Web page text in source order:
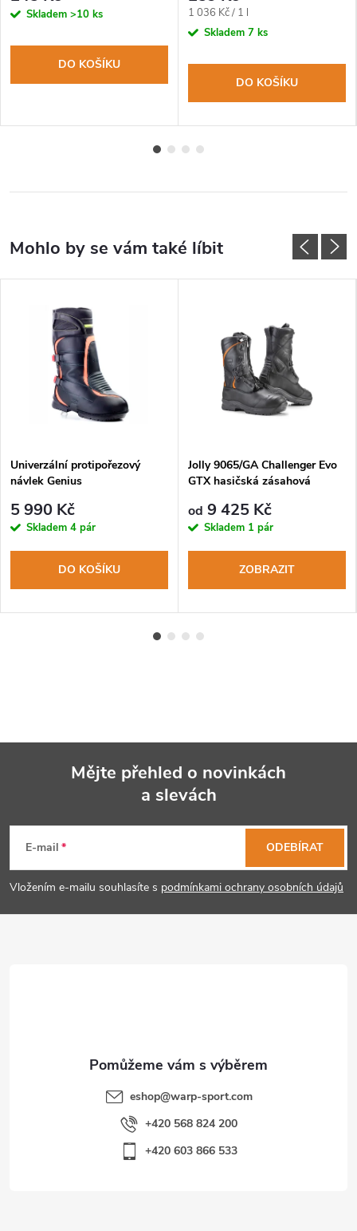
Skladem >10 ks
DO KOŠÍKU
Měrná
cena:
1 036 Kč / 1 l
Skladem 7 ks
DO KOŠÍKU
Univerzální protipořezový
návlek Genius
5 990 Kč
Skladem 4 pár
DO KOŠÍKU
Jolly 9065/GA Challenger Evo
GTX hasičská zásahová
od 9 425 Kč
Skladem 1 pár
ZOBRAZIT
p
Mějte přehled o novinkách
a slevách
E-mail
Vložením e-mailu souhlasíte s podmínkami ochrany osobních údajů
ODEBÍRAT
eshop@warp-sport.com
+420 568 824 200
+420 603 866 533